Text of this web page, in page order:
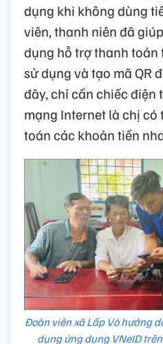
dụng khi không dùng
viên, thanh niên đã
dụng hỗ trợ thanh toán
sử dụng và tạo mã QR
đây, chỉ cần chiếc điện
mạng Internet là chị có
toán các khoản tiền
Đoàn viên xã Lấp Vò hướng
dụng ứng dụng VNeID